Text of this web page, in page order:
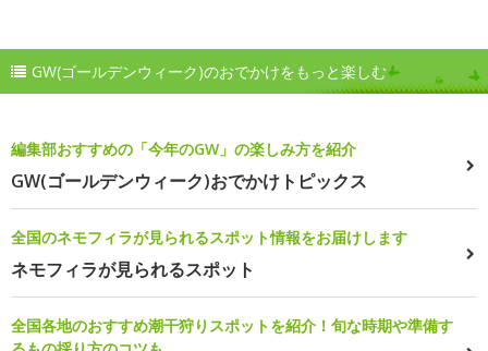
GW(ゴールデンウィーク)のおでかけをもっと楽しむ
編集部おすすめの「今年のGW」の楽しみ方を紹介
GW(ゴールデンウィーク)おでかけトピックス
全国のネモフィラが見られるスポット情報をお届けします
ネモフィラが見られるスポット
全国各地のおすすめ潮干狩りスポットを紹介！旬な時期や準備す